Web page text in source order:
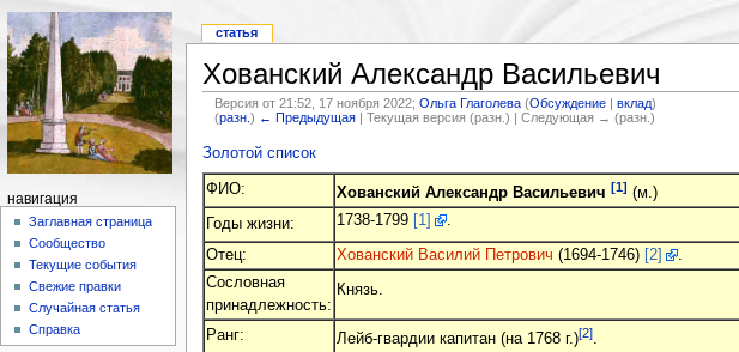
Хованский Александр Васильевич
Версия от 21:52, 17 ноября 2022;Ольга Глаголева (Обсуждение |вклад)
(разн.) ← Предыдущая | Текущая версия (разн.) | Следующая → (разн.)
Золотой список
ФИО: Хованский Александр Васильевич [1] (м.)
Годы жизни:
1738-1799 [1] .
Отец: Хованский Василий Петрович (1694-1746) [2]
.
Сословная
принадлежность:
Князь.
Ранг: Лейб-гвардии капитан (на 1768 г.)[2].
статья
навигация
Заглавная страница
Сообщество
Текущие события
Свежие правки
Случайная статья
Справка